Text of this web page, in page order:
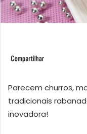
Parecem churros,
tradicionais
inovadora!